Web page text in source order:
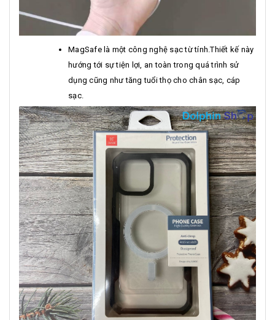
MagSafe là một công nghệ sạc từ tính.Thiết kế này
hướng tới sự tiện lợi, an toàn trong quá trình sử
dụng cũng như tăng tuổi thọ cho chân sạc, cáp
sạc.